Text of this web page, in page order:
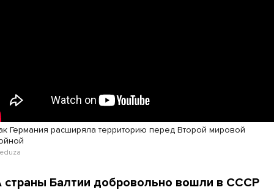
Германия расширяла территорию перед Второй мировой
страны Балтии добровольно вошли в СССР